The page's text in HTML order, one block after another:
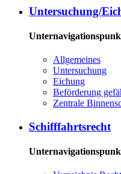
Untersuchung/
Allgemeines
Untersuchung
Eichung
Beförderung
Zentrale
Schifffahrtsrecht